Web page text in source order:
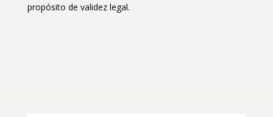
propósito de validez legal.